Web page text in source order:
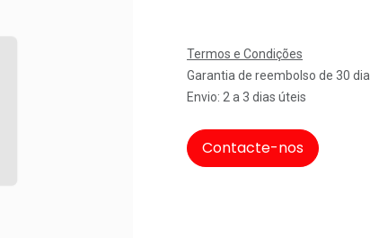
Termos e Condições
Garantia de reembolso de 30
Envio: 2 a 3 dias úteis
Contacte-nos